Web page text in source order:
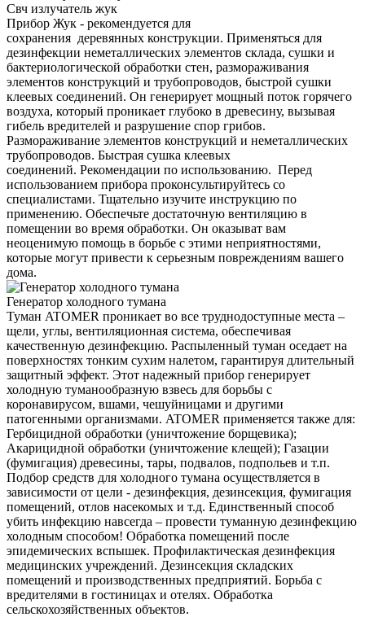
Свч излучатель жук
Прибор Жук - рекомендуется для
сохранения деревянных конструкции. Применяться для
дезинфекции неметаллических элементов склада, сушки и
бактериологической обработки стен, размораживания
элементов конструкций и трубопроводов, быстрой сушки
клеевых соединений. Он генерирует мощный поток горячего
воздуха, который проникает глубоко в древесину, вызывая
гибель вредителей и разрушение спор грибов.
Размораживание элементов конструкций и неметаллических
трубопроводов. Быстрая сушка клеевых
соединений. Рекомендации по использованию. Перед
использованием прибора проконсультируйтесь со
специалистами. Тщательно изучите инструкцию по
применению. Обеспечьте достаточную вентиляцию в
помещении во время обработки. Он оказыват вам
неоценимую помощь в борьбе с этими неприятностями,
которые могут привести к серьезным повреждениям вашего
дома.
Генератор холодного тумана
Туман ATOMER проникает во все труднодоступные места –
щели, углы, вентиляционная система, обеспечивая
качественную дезинфекцию. Распыленный туман оседает на
поверхностях тонким сухим налетом, гарантируя длительный
защитный эффект. Этот надежный прибор генерирует
холодную туманообразную взвесь для борьбы с
коронавирусом, вшами, чешуйницами и другими
патогенными организмами. ATOMER применяется также для:
Гербицидной обработки (уничтожение борщевика);
Акарицидной обработки (уничтожение клещей); Газации
(фумигация) древесины, тары, подвалов, подпольев и т.п.
Подбор средств для холодного тумана осуществляется в
зависимости от цели - дезинфекция, дезинсекция, фумигация
помещений, отлов насекомых и т.д. Единственный способ
убить инфекцию навсегда – провести туманную дезинфекцию
холодным способом! Обработка помещений после
эпидемических вспышек. Профилактическая дезинфекция
медицинских учреждений. Дезинсекция складских
помещений и производственных предприятий. Борьба с
вредителями в гостиницах и отелях. Обработка
сельскохозяйственных объектов.